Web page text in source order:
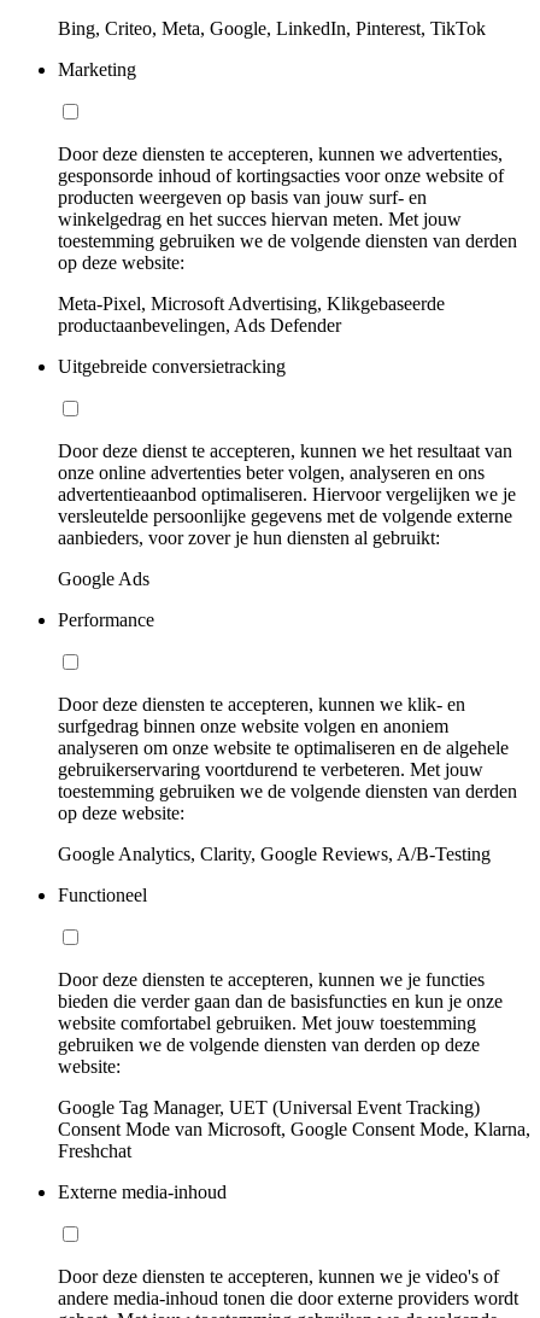
Bing, Criteo, Meta, Google, LinkedIn, Pinterest, TikTok
Marketing
Door deze diensten te accepteren, kunnen we advertenties,
gesponsorde inhoud of kortingsacties voor onze website of
producten weergeven op basis van jouw surf- en
winkelgedrag en het succes hiervan meten. Met jouw
toestemming gebruiken we de volgende diensten van derden
op deze website:
Meta-Pixel, Microsoft Advertising, Klikgebaseerde
productaanbevelingen, Ads Defender
Uitgebreide conversietracking
Door deze dienst te accepteren, kunnen we het resultaat van
onze online advertenties beter volgen, analyseren en ons
advertentieaanbod optimaliseren. Hiervoor vergelijken we je
versleutelde persoonlijke gegevens met de volgende externe
aanbieders, voor zover je hun diensten al gebruikt:
Google Ads
Performance
Door deze diensten te accepteren, kunnen we klik- en
surfgedrag binnen onze website volgen en anoniem
analyseren om onze website te optimaliseren en de algehele
gebruikerservaring voortdurend te verbeteren. Met jouw
toestemming gebruiken we de volgende diensten van derden
op deze website:
Google Analytics, Clarity, Google Reviews, A/B-Testing
Functioneel
Door deze diensten te accepteren, kunnen we je functies
bieden die verder gaan dan de basisfuncties en kun je onze
website comfortabel gebruiken. Met jouw toestemming
gebruiken we de volgende diensten van derden op deze
website:
Google Tag Manager, UET (Universal Event Tracking)
Consent Mode van Microsoft, Google Consent Mode, Klarna,
Freshchat
Externe media-inhoud
Door deze diensten te accepteren, kunnen we je video's of
andere media-inhoud tonen die door externe providers wordt